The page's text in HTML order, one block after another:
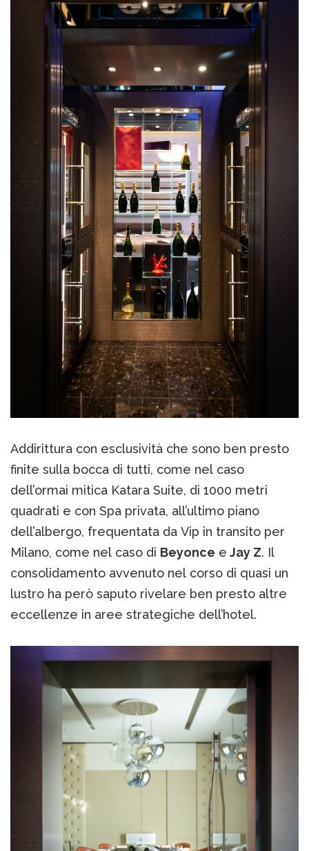
Addirittura con esclusività che sono ben presto
finite sulla bocca di tutti, come nel caso
dell’ormai mitica Katara Suite, di 1000 metri
quadrati e con Spa privata, all’ultimo piano
dell’albergo, frequentata da Vip in transito per
Milano, come nel caso di Beyonce e Jay Z. Il
consolidamento avvenuto nel corso di quasi un
lustro ha però saputo rivelare ben presto altre
eccellenze in aree strategiche dell’hotel.